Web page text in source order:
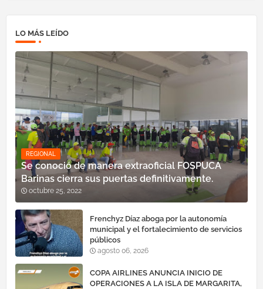
LO MÁS LEÍDO
REGIONAL
Se conoció de manera extraoficial FOSPUCA
Barinas cierra sus puertas definitivamente.
octubre 25, 2022
Frenchyz Díaz aboga por la autonomía
municipal y el fortalecimiento de servicios
públicos
agosto 06, 2026
COPA AIRLINES ANUNCIA INICIO DE
OPERACIONES A LA ISLA DE MARGARITA,